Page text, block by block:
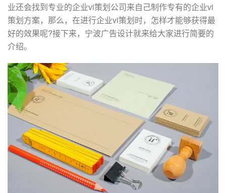
业还会找到专业的企业vi策划公司来自己制作专有的企业vi
策划方案，那么，在进行企业vi策划时，怎样才能够获得最
好的效果呢?接下来，宁波广告设计就来给大家进行简要的
介绍。